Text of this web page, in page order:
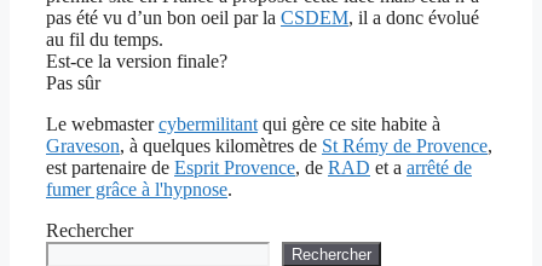
pas été vu d’un bon oeil par la CSDEM, il a donc évolué
au fil du temps.
Est-ce la version finale?
Pas sûr
Le webmastercybermilitant qui gère ce site habite à
Graveson, à quelques kilomètres de St Rémy de Provence,
est partenaire de Esprit Provence, de RAD et a arrêté de
fumer grâce à l'hypnose.
Rechercher
Rechercher